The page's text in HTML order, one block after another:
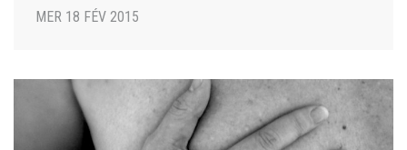
MER 18 FÉV 2015